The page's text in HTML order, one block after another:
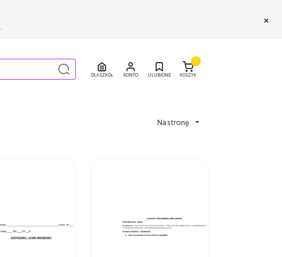
×
DLA SZKÓŁ ULUBIONE KOSZYK
0
Na stronę